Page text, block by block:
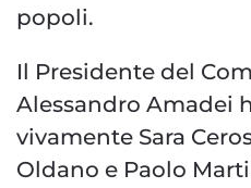
popoli.
Il Presidente del
Alessandro Amadei
vivamente Sara
Oldano e Paolo